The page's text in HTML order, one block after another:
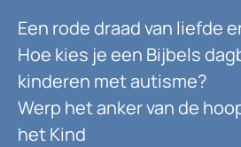
Een rode draad van liefde
Hoe kies je een Bijbels
kinderen met autisme?
Werp het anker van de
het Kind